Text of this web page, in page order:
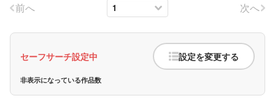
前へ 次へ
セーフサーチ設定中 設定を変更する
非表示になっている作品数